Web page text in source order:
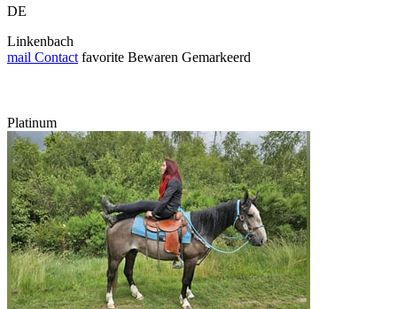
DE
Linkenbach
mail Contact favorite Bewaren Gemarkeerd
Platinum